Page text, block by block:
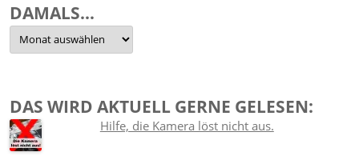
DAMALS…
Damals…
DAS WIRD AKTUELL GERNE GELESEN:
Hilfe, die Kamera löst nicht aus.